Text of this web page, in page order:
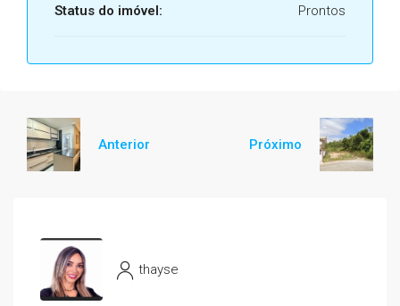
Status do imóvel: Prontos
Anterior Próximo
thayse